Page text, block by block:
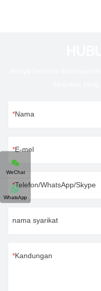
Nama
E-mel
Telefon/WhatsApp/Skype
nama syarikat
Kandungan
WeChat
WhatsApp